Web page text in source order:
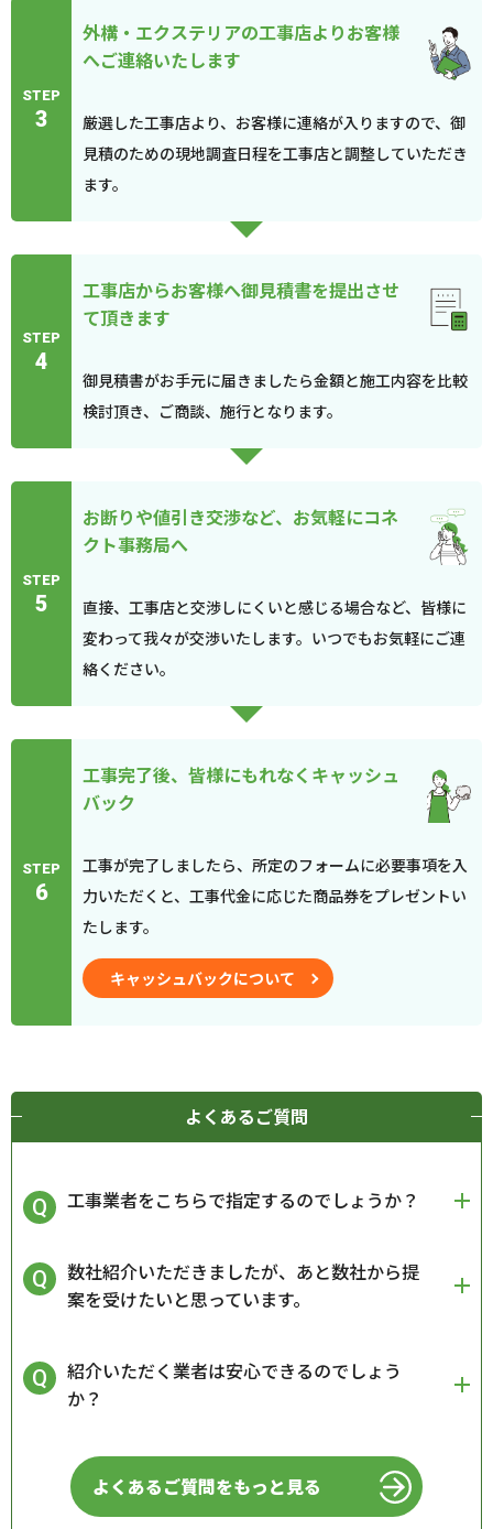
STEP
3
外構・エクステリアの工事店よりお客様
へご連絡いたします
厳選した工事店より、お客様に連絡が入りますので、御
見積のための現地調査日程を工事店と調整していただき
ます。
STEP
4
工事店からお客様へ御見積書を提出させ
て頂きます
御見積書がお手元に届きましたら金額と施工内容を比較
検討頂き、ご商談、施行となります。
STEP
5
お断りや値引き交渉など、お気軽にコネ
クト事務局へ
直接、工事店と交渉しにくいと感じる場合など、皆様に
変わって我々が交渉いたします。いつでもお気軽にご連
絡ください。
STEP
6
工事完了後、皆様にもれなくキャッシュ
バック
工事が完了しましたら、所定のフォームに必要事項を入
力いただくと、工事代金に応じた商品券をプレゼントい
たします。
キャッシュバックについて
よくあるご質問
工事業者をこちらで指定するのでしょうか？
数社紹介いただきましたが、あと数社から提
案を受けたいと思っています。
紹介いただく業者は安心できるのでしょう
か？
よくあるご質問をもっと見る